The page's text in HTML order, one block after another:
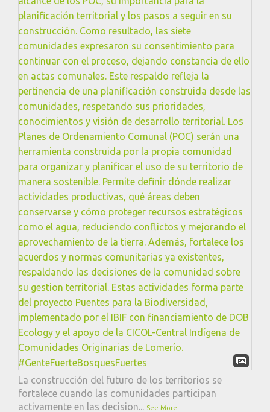
La construcción del futuro de los territorios se
fortalece cuando las comunidades participan
activamente en las decision... See More